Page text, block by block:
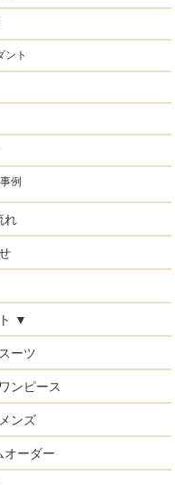
ント
例
れ
▼
ーツ
ンピース
ンズ
オーダー